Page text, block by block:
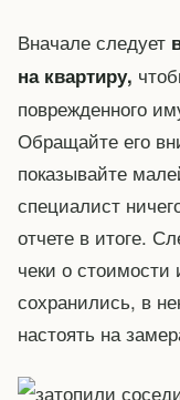
Вначале следует
на квартиру,
поврежденного
Обращайте его
показывайте
специалист
отчете в итоге.
чеки о
сохранились, в
настоять на